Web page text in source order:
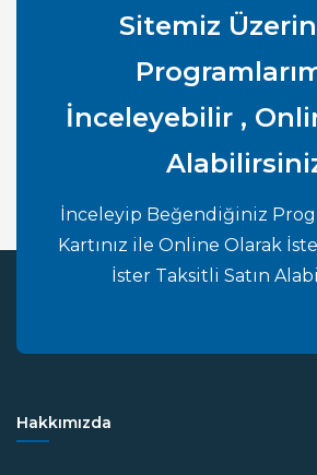
Sitemiz
İnceleyebilir ,
İnceleyip Beğendiğiniz
Kartınız ile Online Olarak
İster Taksitli Satın
Hakkımızda